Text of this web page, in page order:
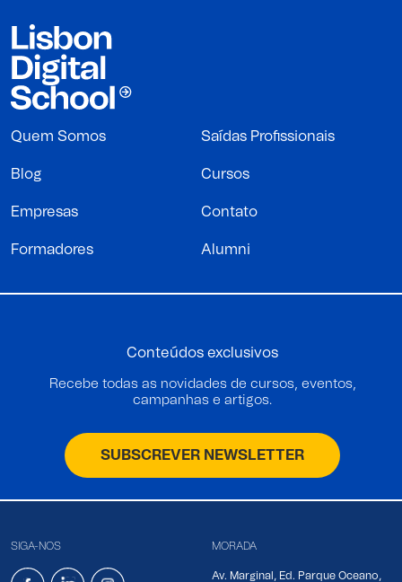
Quem Somos Saídas Profissionais
Blog Cursos
Empresas Contato
Formadores Alumni
Conteúdos exclusivos
Recebe todas as novidades de cursos, eventos,
campanhas e artigos.
SUBSCREVER NEWSLETTER
SIGA-NOS MORADA
Av. Marginal, Ed. Parque Oceano,